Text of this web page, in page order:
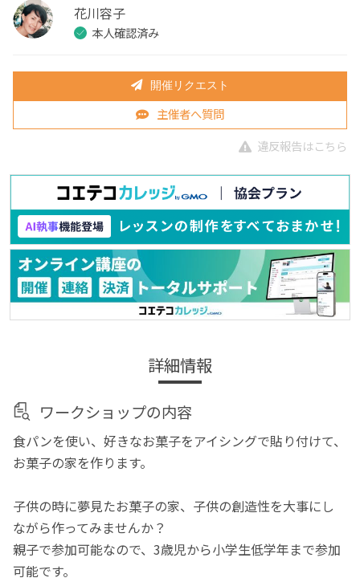
花川容子
本人確認済み
開催リクエスト
主催者へ質問
違反報告はこちら
詳細情報
ワークショップの内容
食パンを使い、好きなお菓子をアイシングで貼り付けて、
お菓子の家を作ります。
子供の時に夢見たお菓子の家、子供の創造性を大事にし
ながら作ってみませんか？
親子で参加可能なので、3歳児から小学生低学年まで参加
可能です。